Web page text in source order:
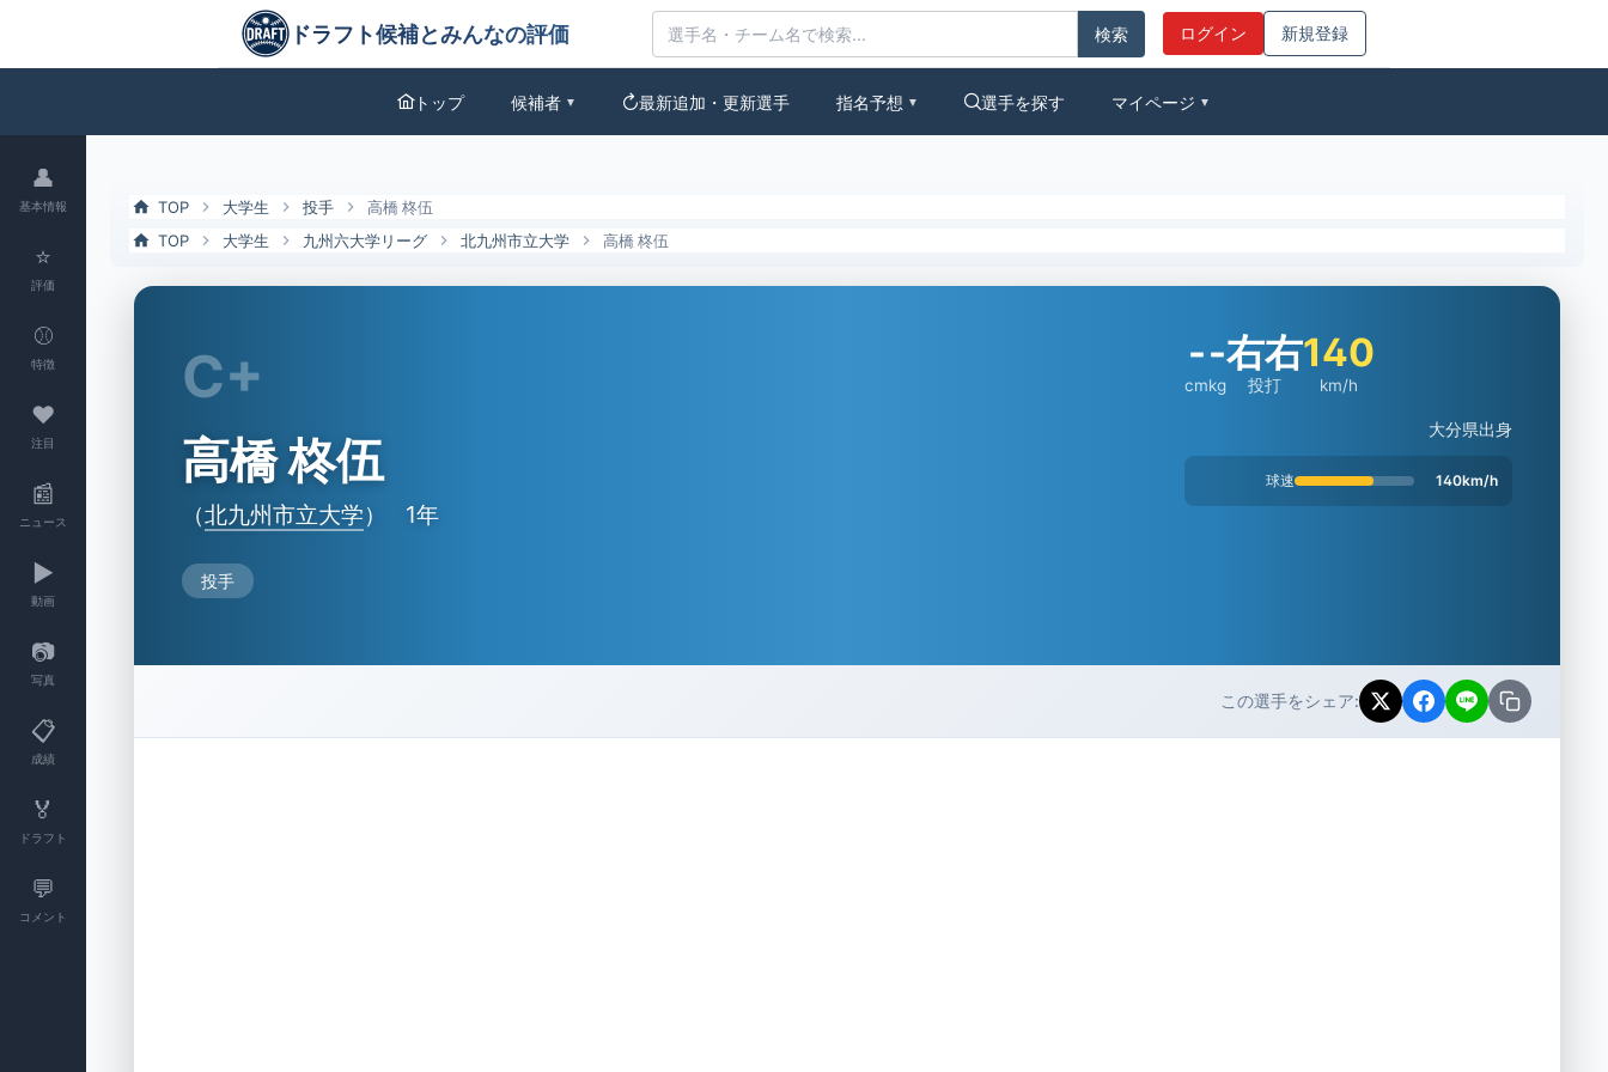
高橋 柊伍（北九州市立大）の特徴とドラフト評価 | ドラフト候補とみんなの評価
ドラフト候補とみんなの評価
ログイン 新規登録
トップ 候補者 ▼ 最新追加・更新選手 指名予想 ▼ 選手を探す マイページ ▼
👤
基本情報
⭐
評価
⚾
特徴
❤
注目
📰
ニュース
▶️
動画
📷
写真
📋
成績
🏅
ドラフト
💬
コメント
TOP 大学生 投手
高橋 柊伍
TOP
大学生 九州六大学リーグ 北九州市立大学 高橋 柊伍
C+
高橋 柊伍
（北九州市立大学） 1年
投手
-
cm
-
kg
右右
投打
140
km/h
大分県出身
球速 140km/h
この選手をシェア: